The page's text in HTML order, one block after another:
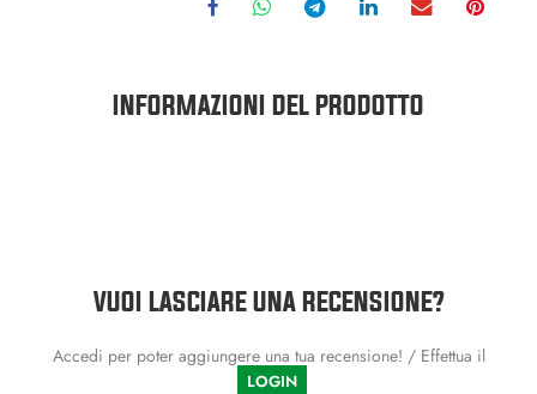
INFORMAZIONI DEL PRODOTTO
VUOI LASCIARE UNA RECENSIONE?
Accedi per poter aggiungere una tua recensione! / Effettua il
LOGIN